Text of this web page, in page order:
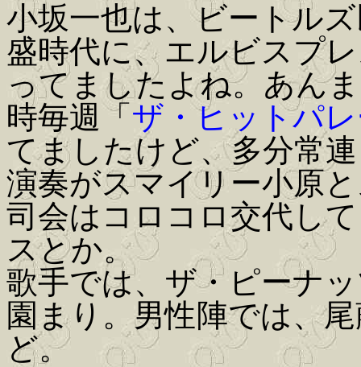
小坂一也は、ビートル
盛時代に、エルビスプ
ってましたよね。あん
時毎週「 ザ・ヒットパ
てましたけど、多分常
演奏がスマイリー小原
司会はコロコロ交代し
スとか。
歌手では、ザ・ピーナ
園まり。男性陣では、
ど。